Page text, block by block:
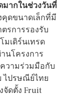
ากในช่วงวันที่
ดขนาดเล็กที่มี
รการรองรับ
มเดิร์นเทรด
นโครงการ
วามร่วมมือกับ
ไปรษณีย์ไทย
จัดตั้ง Fruit